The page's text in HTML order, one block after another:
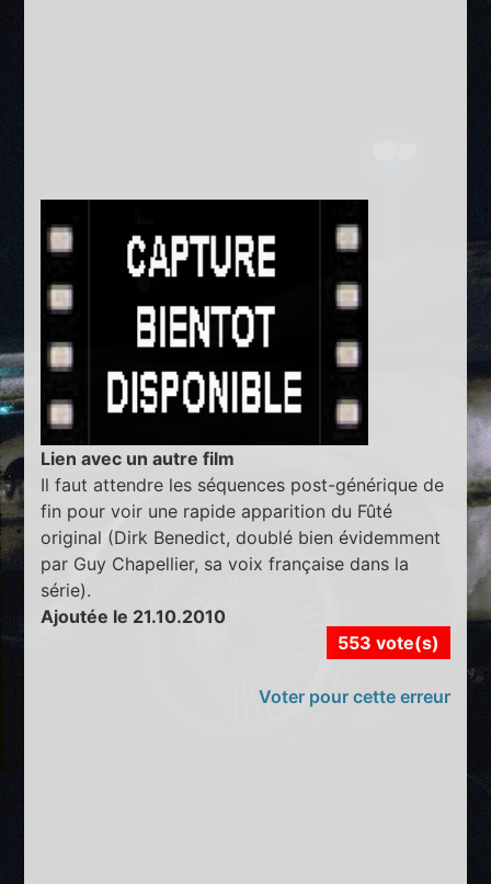
Lien avec un autre film
Il faut attendre les séquences post-générique de
fin pour voir une rapide apparition du Fûté
original (Dirk Benedict, doublé bien évidemment
par Guy Chapellier, sa voix française dans la
série).
Ajoutée le 21.10.2010
553 vote(s)
Voter pour cette erreur